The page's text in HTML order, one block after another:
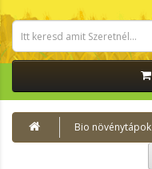
Bio növénytápok